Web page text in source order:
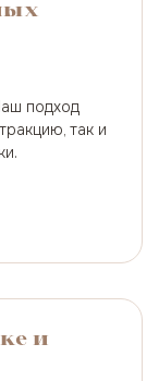
подход
так и
и